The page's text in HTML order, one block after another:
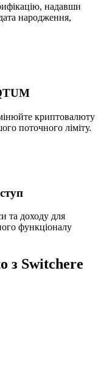
надавши
народження,
криптовалюту
поточного ліміту.
та доходу для
функціоналу
з Switchere